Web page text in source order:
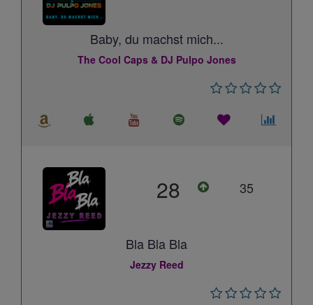
Baby, du machst mich...
The Cool Caps & DJ Pulpo Jones
28 35
Bla Bla Bla
Jezzy Reed